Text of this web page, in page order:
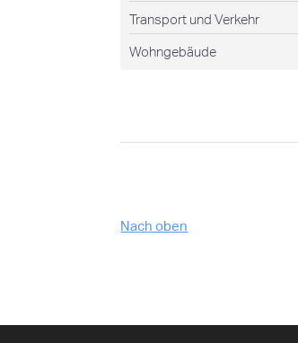
Transport und Verkehr
Wohngebäude
Nach oben